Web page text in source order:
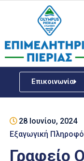
Επικοινωνία
Επιμελητήριο
Νέα
ΓΕΜΗ28 Ιουνίου, 2024
Εξαγωγική
Γραφείο